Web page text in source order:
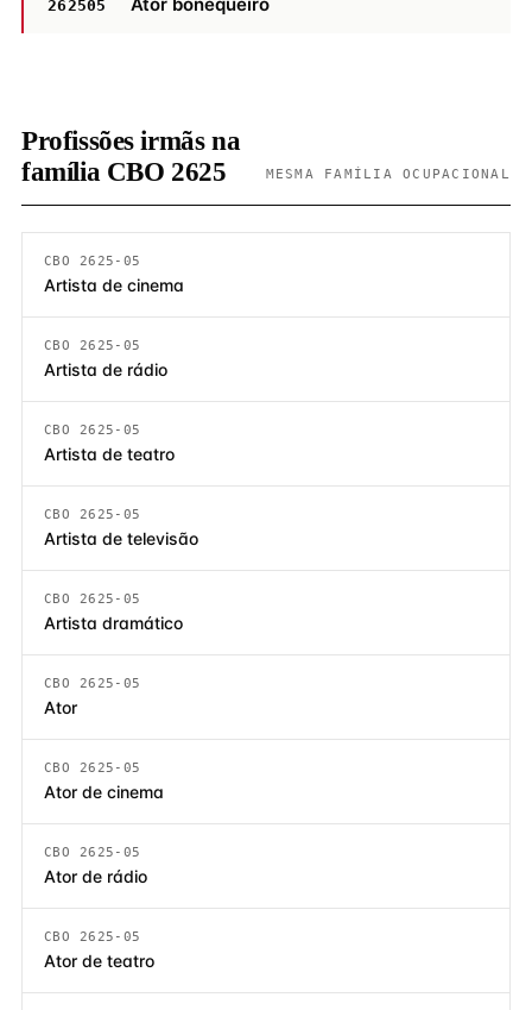
262505
Profissões irmãs na
família CBO 2625
MESMA FAMÍLIA OCUPACIONAL
CBO 2625-05
Artista de cinema
CBO 2625-05
Artista de rádio
CBO 2625-05
Artista de teatro
CBO 2625-05
Artista de televisão
CBO 2625-05
Artista dramático
CBO 2625-05
Ator
CBO 2625-05
Ator de cinema
CBO 2625-05
Ator de rádio
CBO 2625-05
Ator de teatro